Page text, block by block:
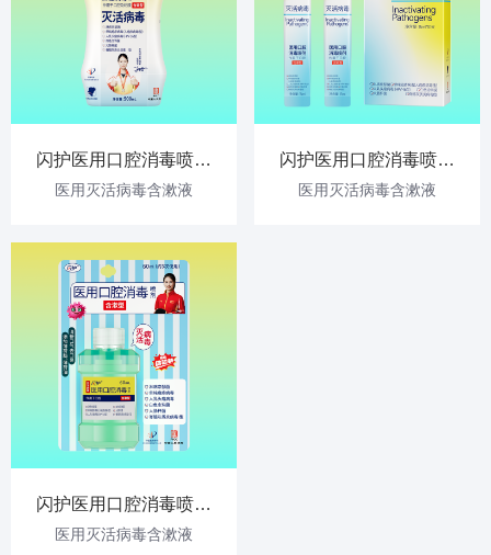
闪护医用口腔消毒喷剂
含漱液500ml
医用灭活病毒含漱液
闪护医用口腔消毒喷剂
含漱液150ml
医用灭活病毒含漱液
闪护医用口腔消毒喷剂
含漱液60ml
医用灭活病毒含漱液